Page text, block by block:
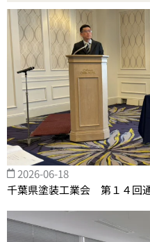
2026-06-18
千葉県塗装工業会 第１４回